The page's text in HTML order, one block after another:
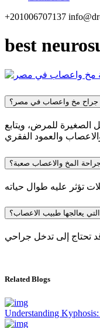
+201006707137
best
مخ واعصاب في مصر؟
للمرض، ويتابع
المخ والاعصاب صعبة؟
يعالجها طبيب الاعصاب؟
Related Blogs
Understanding